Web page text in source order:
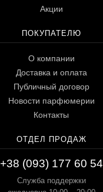
Акции
ПОКУПАТЕЛЮ
О компании
Доставка и оплата
Публичный договор
Новости парфюмерии
Контакты
ОТДЕЛ ПРОДАЖ
+38 (093) 177 60 54
Служба поддержки